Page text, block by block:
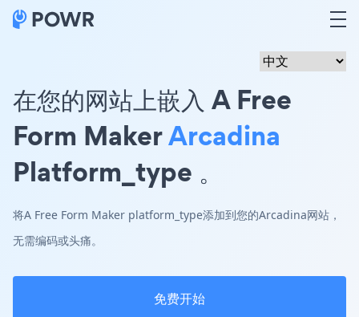
在您的网站上嵌入 A Free
Form MakerArcadina
Platform_type 。
将A Free Form Maker platform_type添加到您的Arcadina网站，
无需编码或头痛。
免费开始